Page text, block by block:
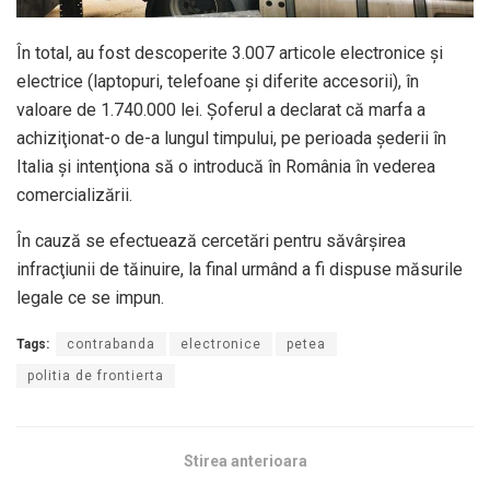
În total, au fost descoperite 3.007 articole electronice şi
electrice (laptopuri, telefoane şi diferite accesorii), în
valoare de 1.740.000 lei. Şoferul a declarat că marfa a
achiziţionat-o de-a lungul timpului, pe perioada șederii în
Italia şi intenţiona să o introducă în România în vederea
comercializării.
În cauză se efectuează cercetări pentru săvârşirea
infracţiunii de tăinuire, la final urmând a fi dispuse măsurile
legale ce se impun.
Tags: contrabanda electronice petea
politia de frontierta
Stirea anterioara